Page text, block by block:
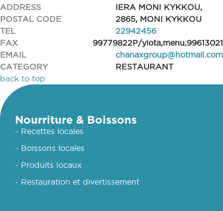
ADDRESS
IERA MONI KYKKOU,
POSTAL CODE
2865, MONI KYKKOU
TEL
22942456
FAX
99779822P/yiota,menu,99613021
EMAIL
chanaxgroup@hotmail.com
CATEGORY
RESTAURANT
back to top
Nourriture & Boissons
- Recettes locales
- Boissons locales
- Produits locaux
- Restauration et divertissement